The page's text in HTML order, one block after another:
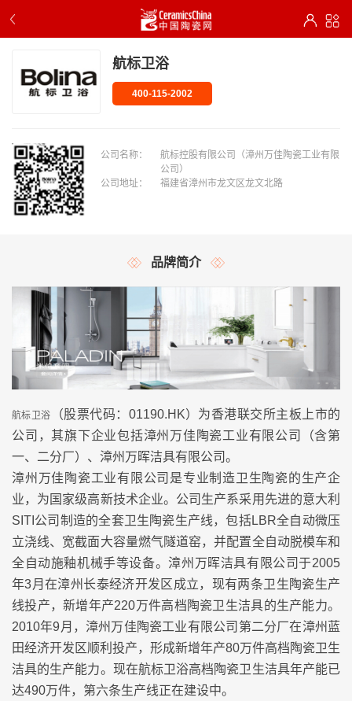
航标卫浴
400-115-2002
公司名称：
航标控股有限公司（漳州万佳陶瓷工业有限
公司）
公司地址：
福建省漳州市龙文区龙文北路
品牌简介
航标卫浴
（股票代码：01190.HK）为香港联交所主板上市的
公司，其旗下企业包括漳州万佳陶瓷工业有限公司（含第
一、二分厂）、漳州万晖洁具有限公司。
漳州万佳陶瓷工业有限公司是专业制造卫生陶瓷的生产企
业，为国家级高新技术企业。公司生产系采用先进的意大利
SITI公司制造的全套卫生陶瓷生产线，包括LBR全自动微压
立浇线、宽截面大容量燃气隧道窑，并配置全自动脱模车和
全自动施釉机械手等设备。漳州万晖洁具有限公司于2005
年3月在漳州长泰经济开发区成立，现有两条卫生陶瓷生产
线投产，新增年产220万件高档陶瓷卫生洁具的生产能力。
2010年9月，漳州万佳陶瓷工业有限公司第二分厂在漳州蓝
田经济开发区顺利投产，形成新增年产80万件高档陶瓷卫生
洁具的生产能力。现在航标卫浴高档陶瓷卫生洁具年产能已
达490万件，第六条生产线正在建设中。